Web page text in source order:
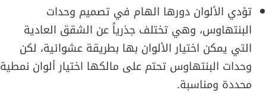
تؤدي الألوان دورها الهام في تصميم وحدات
البنتهاوس، وهي تختلف جذرياً عن الشقق العادية
التي يمكن اختيار الألوان بها بطريقة عشوائية، لكن
وحدات البنتهاوس تحتم على مالكها اختيار ألوان نمطية
محددة ومناسبة.